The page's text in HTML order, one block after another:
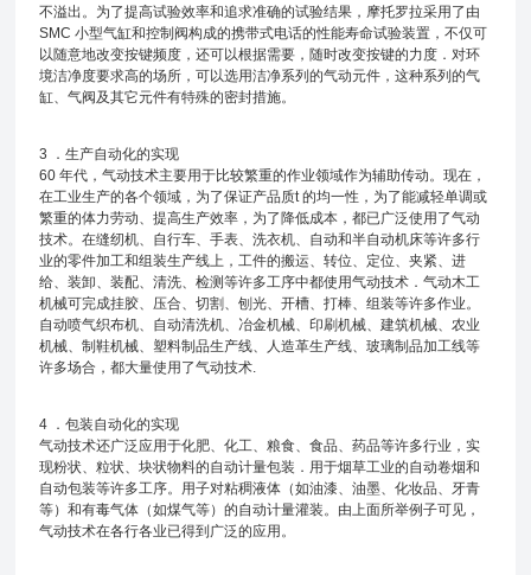
不溢出。为了提高试验效率和追求准确的试验结果，摩托罗拉采用了由
SMC 小型气缸和控制阀构成的携带式电话的性能寿命试验装置，不仅可
以随意地改变按键频度，还可以根据需要，随时改变按键的力度．对环
境洁净度要求高的场所，可以选用洁净系列的气动元件，这种系列的气
缸、气阀及其它元件有特殊的密封措施。
3 ．生产自动化的实现
60 年代，气动技术主要用于比较繁重的作业领域作为辅助传动。现在，
在工业生产的各个领域，为了保证产品质t 的均一性，为了能减轻单调或
繁重的体力劳动、提高生产效率，为了降低成本，都已广泛使用了气动
技术。在缝纫机、自行车、手表、洗衣机、自动和半自动机床等许多行
业的零件加工和组装生产线上，工件的搬运、转位、定位、夹紧、进
给、装卸、装配、清洗、检测等许多工序中都使用气动技术．气动木工
机械可完成挂胶、压合、切割、刨光、开槽、打棒、组装等许多作业。
自动喷气织布机、自动清洗机、冶金机械、印刷机械、建筑机械、农业
机械、制鞋机械、塑料制品生产线、人造革生产线、玻璃制品加工线等
许多场合，都大量使用了气动技术.
4 ．包装自动化的实现
气动技术还广泛应用于化肥、化工、粮食、食品、药品等许多行业，实
现粉状、粒状、块状物料的自动计量包装．用于烟草工业的自动卷烟和
自动包装等许多工序。用子对粘稠液体（如油漆、油墨、化妆品、牙青
等）和有毒气体（如煤气等）的自动计量灌装。由上面所举例子可见，
气动技术在各行各业已得到广泛的应用。